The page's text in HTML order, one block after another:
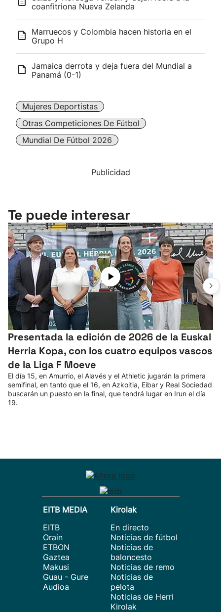
coanfitriona Nueva Zelanda
Marruecos y Colombia hacen historia en el
Grupo H
Jamaica derrota y deja fuera del Mundial a
Panamá (0-1)
Mujeres Deportistas
Otras Competiciones De Fútbol
Mundial De Fútbol 2026
Publicidad
Te puede interesar
Presentada la edición de 2026 de la Euskal
Herria Kopa, con los cuatro equipos vascos
de la Liga F Moeve
El día 15, en Amurrio, el Alavés y el Athletic jugarán la primera
semifinal, en tanto que el 16, en Azkoitia, Eibar y Real Sociedad
buscarán un puesto en la final, que tendrá lugar en Irun el día
19.
EITB MEDIA
EITB
Orain
ETBON
Gaztea
Makusi
Guau - Gure
Audioa
Kirolak
En directo
Noticias de fútbol
Noticias de
baloncesto
Noticias de remo
Noticias de
pelota
Noticias de Herri
Kirolak